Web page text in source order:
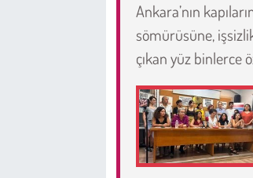
Ankara’nın
sömürüsüne,
çıkan yüz binlerce